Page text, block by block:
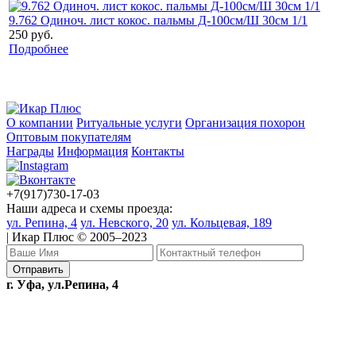
9.762 Одиноч. лист кокос. пальмы Д-100см/Ш 30см 1/1
250 руб.
Подробнее
О компании Ритуальные услуги Организация похорон
Оптовым покупателям
Награды Информация Контакты
+7(917)730-17-03
Наши адреса и схемы проезда:
ул. Репина, 4 ул. Невского, 20 ул. Кольцевая, 189
| Икар Плюс © 2005–2023
г. Уфа, ул.Репина, 4